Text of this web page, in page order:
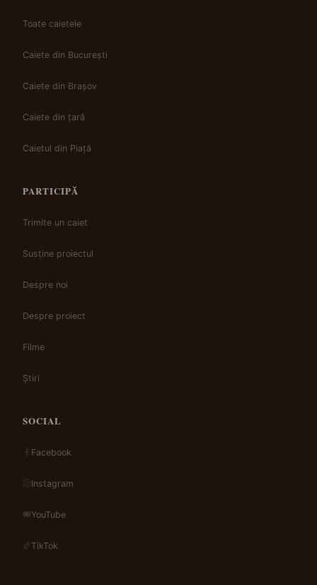
Toate caietele
Caiete din București
Caiete din Brașov
Caiete din țară
Caietul din Piață
PARTICIPĂ
Trimite un caiet
Susține proiectul
Despre noi
Despre proiect
Filme
Știri
SOCIAL
Facebook
Instagram
YouTube
TikTok